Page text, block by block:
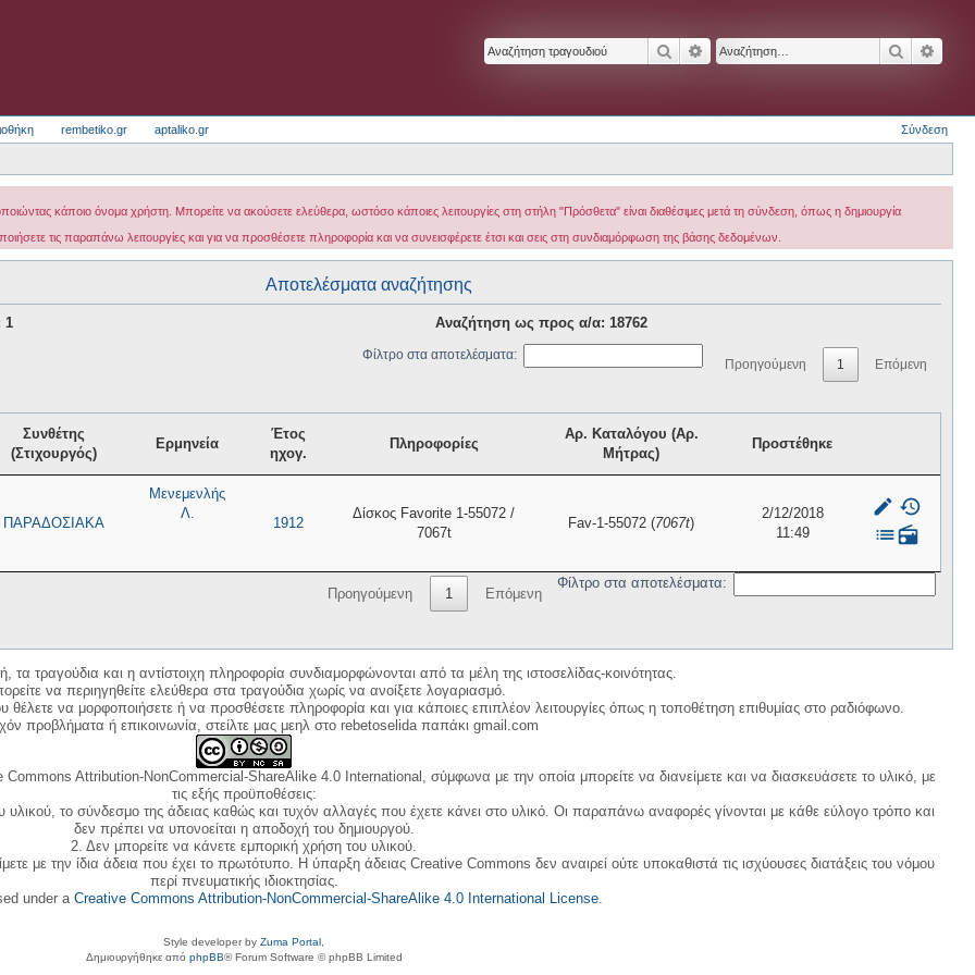
ΑναζήτησηΕιδική αναζήτηση
rembetiko.gr aptaliko.gr Σύνδεση
κάποιο όνομα χρήστη. Μπορείτε να ακούσετε ελεύθερα, ωστόσο κάποιες λειτουργίες στη στήλη "Πρόσθετα" είναι διαθέσιμες μετά τη σύνδεση, όπως η δημιουργία
τις παραπάνω λειτουργίες και για να προσθέσετε πληροφορία και να συνεισφέρετε έτσι και σεις στη συνδιαμόρφωση της βάσης δεδομένων.
Αποτελέσματα αναζήτησης
1 Αναζήτηση ως προς α/α: 18762
Προηγούμενη 1 Επόμενη
Φίλτρο στα αποτελέσματα:
Συνθέτης
(Στιχουργός)
Ερμηνεία
Έτος
ηχογ.
Πληροφορίες
Αρ. Καταλόγου (Αρ.
Μήτρας)
Προστέθηκε
ΠΑΡΑΔΟΣΙΑΚΑ
Μενεμενλής
Λ.
1912
Δίσκος Favorite 1-55072 /
7067t
Fav-1-55072 (7067t)
2/12/2018
11:49
mode_edit history
listradio
Φίλτρο στα αποτελέσματα:
Προηγούμενη 1 Επόμενη
τα τραγούδια και η αντίστοιχη πληροφορία συνδιαμορφώνονται από τα μέλη της ιστοσελίδας-κοινότητας.
να περιηγηθείτε ελεύθερα στα τραγούδια χωρίς να ανοίξετε λογαριασμό.
να μορφοποιήσετε ή να προσθέσετε πληροφορία και για κάποιες επιπλέον λειτουργίες όπως η τοποθέτηση επιθυμίας στο ραδιόφωνο.
προβλήματα ή επικοινωνία, στείλτε μας μεηλ στο rebetoselida παπάκι gmail.com
Attribution-NonCommercial-ShareAlike 4.0 International, σύμφωνα με την οποία μπορείτε να διανείμετε και να διασκευάσετε το υλικό, με
τις εξής προϋποθέσεις:
υλικού, το σύνδεσμο της άδειας καθώς και τυχόν αλλαγές που έχετε κάνει στο υλικό. Οι παραπάνω αναφορές γίνονται με κάθε εύλογο τρόπο και
δεν πρέπει να υπονοείται η αποδοχή του δημιουργού.
2. Δεν μπορείτε να κάνετε εμπορική χρήση του υλικού.
με την ίδια άδεια που έχει το πρωτότυπο. Η ύπαρξη άδειας Creative Commons δεν αναιρεί ούτε υποκαθιστά τις ισχύουσες διατάξεις του νόμου
περί πνευματικής ιδιοκτησίας.
under a Creative Commons Attribution-NonCommercial-ShareAlike 4.0 International License.
Style developer by Zuma Portal ,
Δημιουργήθηκε από phpBB® Forum Software © phpBB Limited